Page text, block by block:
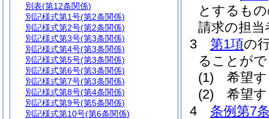
とするも
請求の担当
3
第1項の
ることが
(1)
希望
(2)
希望
4
条例第7
別表(第12条関係)
別記様式第1号(第2条関係)
別記様式第2号(第2条関係)
別記様式第3号(第3条関係)
別記様式第4号(第3条関係)
別記様式第5号(第3条関係)
別記様式第6号(第3条関係)
別記様式第7号(第3条関係)
別記様式第8号(第4条関係)
別記様式第9号(第5条関係)
別記様式第10号(第6条関係)